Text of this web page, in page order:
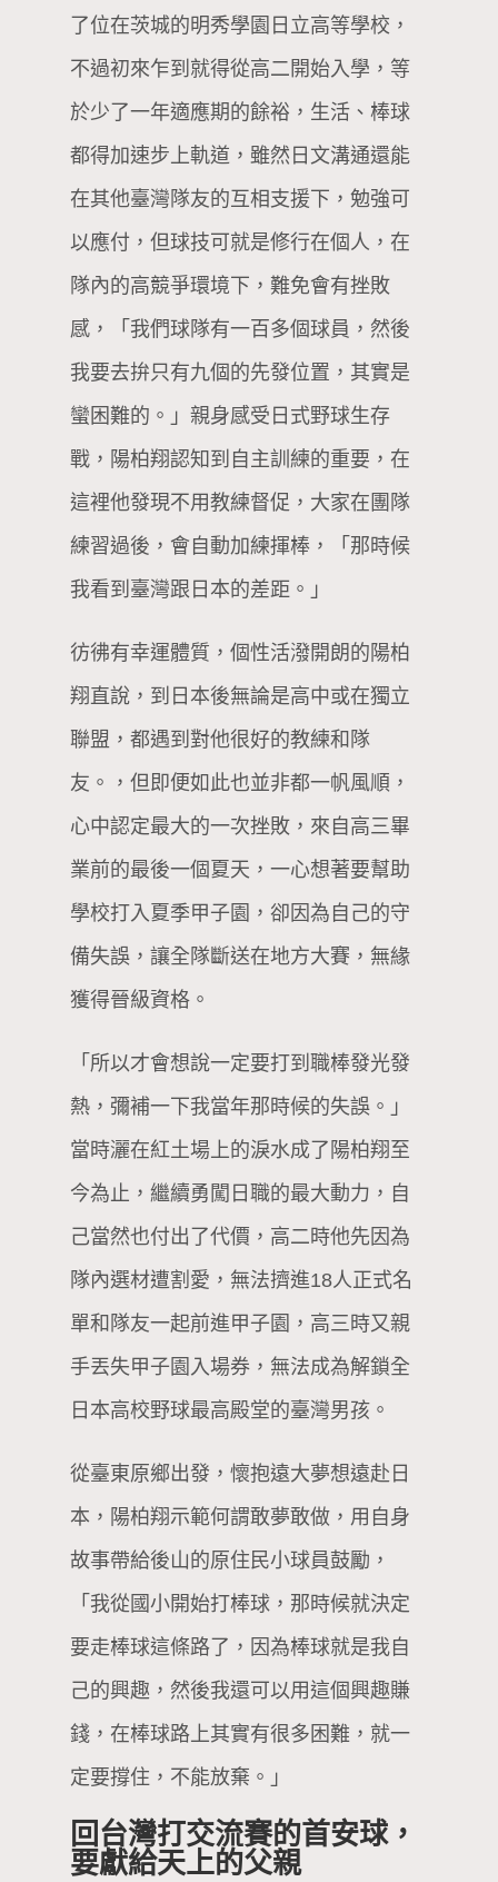
了位在茨城的明秀學園日立高等學校，
不過初來乍到就得從高二開始入學，等
於少了一年適應期的餘裕，生活、棒球
都得加速步上軌道，雖然日文溝通還能
在其他臺灣隊友的互相支援下，勉強可
以應付，但球技可就是修行在個人，在
隊內的高競爭環境下，難免會有挫敗
感，「我們球隊有一百多個球員，然後
我要去拚只有九個的先發位置，其實是
蠻困難的。」親身感受日式野球生存
戰，陽柏翔認知到自主訓練的重要，在
這裡他發現不用教練督促，大家在團隊
練習過後，會自動加練揮棒，「那時候
我看到臺灣跟日本的差距。」
彷彿有幸運體質，個性活潑開朗的陽柏
翔直說，到日本後無論是高中或在獨立
聯盟，都遇到對他很好的教練和隊
友。，但即便如此也並非都一帆風順，
心中認定最大的一次挫敗，來自高三畢
業前的最後一個夏天，一心想著要幫助
學校打入夏季甲子園，卻因為自己的守
備失誤，讓全隊斷送在地方大賽，無緣
獲得晉級資格。
「所以才會想說一定要打到職棒發光發
熱，彌補一下我當年那時候的失誤。」
當時灑在紅土場上的淚水成了陽柏翔至
今為止，繼續勇闖日職的最大動力，自
己當然也付出了代價，高二時他先因為
隊內選材遭割愛，無法擠進18人正式名
單和隊友一起前進甲子園，高三時又親
手丟失甲子園入場券，無法成為解鎖全
日本高校野球最高殿堂的臺灣男孩。
從臺東原鄉出發，懷抱遠大夢想遠赴日
本，陽柏翔示範何謂敢夢敢做，用自身
故事帶給後山的原住民小球員鼓勵，
「我從國小開始打棒球，那時候就決定
要走棒球這條路了，因為棒球就是我自
己的興趣，然後我還可以用這個興趣賺
錢，在棒球路上其實有很多困難，就一
定要撐住，不能放棄。」
回台灣打交流賽的首安球，
要獻給天上的父親